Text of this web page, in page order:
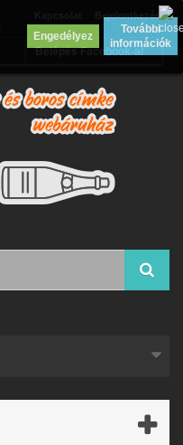
Bejelentkezés
Belépés Facebook-al
Engedélyez
További
információk